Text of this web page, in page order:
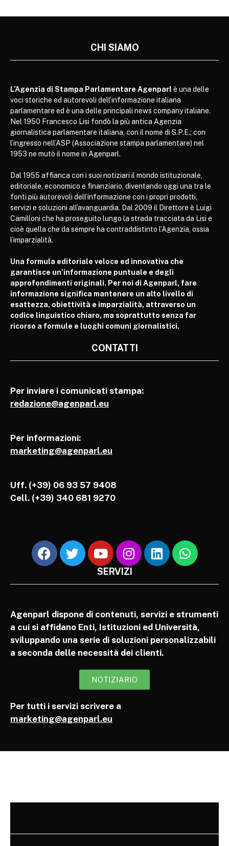
CHI SIAMO
L’Agenzia di Stampa Parlamentare Agenparl è una delle
voci storiche ed autorevoli dell’informazione italiana
parlamentare ed è una delle principali news company italiane.
Nel 1950 Francesco Lisi fondò la più antica Agenzia
giornalistica parlamentare italiana, con il nome di S.P.E.; con
l’ingresso nell’ASP (Associazione stampa parlamentare) nel
1953 ne mutò il nome in Agenparl.
Dal 1955 affianca con i suoi notiziari il mondo istituzionale,
editoriale, economico e finanziario, diventando oggi una tra le
fonti più autorevoli dell’informazione con i propri prodotti,
servizi e soluzioni all’avanguardia. Dal 2009 il Direttore è Luigi
Camilloni che ha proseguito lungo la strada tracciata da Lisi e
cioè quella che da sempre ha contraddistinto l’Agenzia, ossia
l’imparzialità.
Una formula editoriale veloce ed innovativa che
garantisce un’informazione puntuale e degli
approfondimenti originali. Per noi di Agenparl, fare
informazione significa mantenere un alto livello di
esattezza, obiettività e imparzialità, attraverso un
codice linguistico chiaro, ma soprattutto senza far
ricorso a formule e luoghi comuni giornalistici.
CONTATTI
Per inviare i comunicati stampa:
redazione@agenparl.eu
Per informazioni:
marketing@agenparl.eu
Uff. (+39) 06 93 57 9408
Cell. (+39) 340 681 9270
SERVIZI
Agenparl dispone di contenuti, servizi e strumenti
a cui si affidano Enti, Istituzioni ed Università,
sviluppando una serie di soluzioni personalizzabili
a seconda delle necessità dei clienti.
NOTIZIARIO
Per tutti i servizi scrivere a
marketing@agenparl.eu